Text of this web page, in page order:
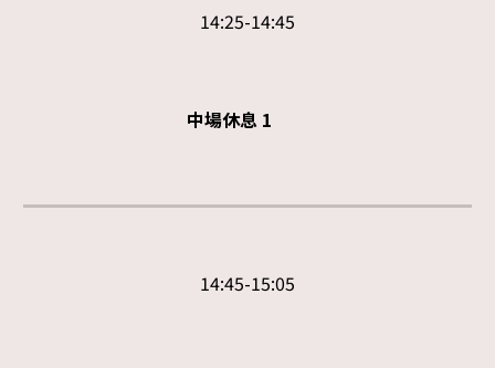
14:25-14:45
中場休息1
14:45-15:05